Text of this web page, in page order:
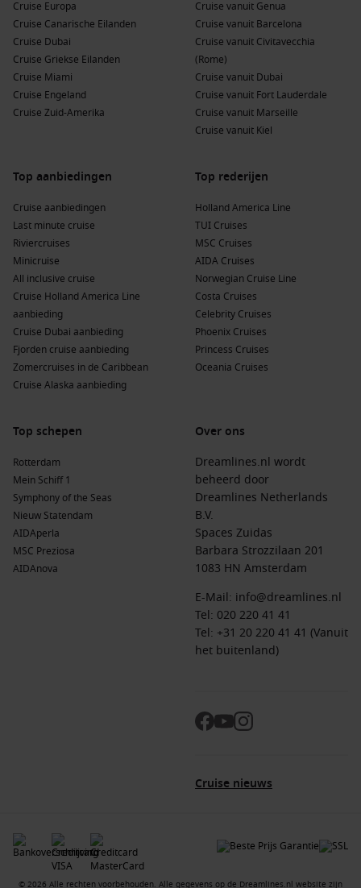
Cruise Europa
Cruise Canarische Eilanden
Cruise Dubai
Cruise Griekse Eilanden
Cruise Miami
Cruise Engeland
Cruise Zuid-Amerika
Cruise vanuit Genua
Cruise vanuit Barcelona
Cruise vanuit Civitavecchia
(Rome)
Cruise vanuit Dubai
Cruise vanuit Fort Lauderdale
Cruise vanuit Marseille
Cruise vanuit Kiel
Top aanbiedingen
Cruise aanbiedingen
Last minute cruise
Riviercruises
Minicruise
All inclusive cruise
Cruise Holland America Line
aanbieding
Cruise Dubai aanbieding
Fjorden cruise aanbieding
Zomercruises in de Caribbean
Cruise Alaska aanbieding
Top rederijen
Holland America Line
TUI Cruises
MSC Cruises
AIDA Cruises
Norwegian Cruise Line
Costa Cruises
Celebrity Cruises
Phoenix Cruises
Princess Cruises
Oceania Cruises
Top schepen
Rotterdam
Mein Schiff 1
Symphony of the Seas
Nieuw Statendam
AIDAperla
MSC Preziosa
AIDAnova
Over ons
Dreamlines.nl wordt
beheerd door
Dreamlines Netherlands
B.V.
Spaces Zuidas
Barbara Strozzilaan 201
1083 HN Amsterdam
E-Mail: info@dreamlines.nl
Tel: 020 220 41 41
Tel: +31 20 220 41 41 (Vanuit
het buitenland)
Cruise nieuws
© 2026 Alle rechten voorbehouden. Alle gegevens op de Dreamlines.nl website zijn